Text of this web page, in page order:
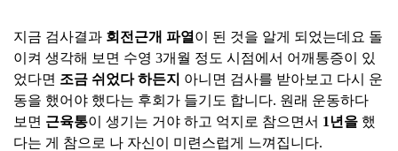
지금 검사결과 회전근개 파열 이 된 것을 알게 되었는데요 돌
이켜 생각해 보면 수영 3개월 정도 시점에서 어깨통증이 있
었다면 조금 쉬었다 하든지 아니면 검사를 받아보고 다시 운
동을 했어야 했다는 후회가 들기도 합니다. 원래 운동하다
보면 근육통이 생기는 거야 하고 억지로 참으면서 1년을 했
다는 게 참으로 나 자신이 미련스럽게 느껴집니다.